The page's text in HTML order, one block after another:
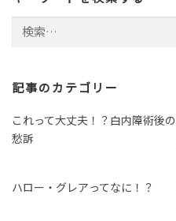
検索:
記事のカテゴリー
これって大丈夫！？白内障術後の
愁訴
ハロー・グレアってなに！？